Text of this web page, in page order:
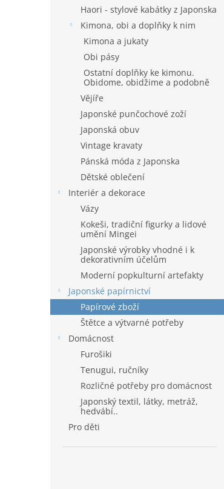
Haori - stylové kabátky z Japonska
Kimona, obi a doplňky k nim
Kimona a jukaty
Obi pásy
Ostatní doplňky ke kimonu.
Obidome, obidžime a podobně
Vějíře
Japonské punčochové zoží
Japonská obuv
Vintage kravaty
Pánská móda z Japonska
Dětské oblečení
Interiér a dekorace
Vázy
Kokeši, tradiční figurky a lidové
umění Mingei
Japonské výrobky vhodné i k
dekorativním účelům
Moderní popkulturní artefakty
Japonské papírnictví
Papírové zboží
Štětce a výtvarné potřeby
Domácnost
Furošiki
Tenugui, ručníky
Rozličné potřeby pro domácnost
Japonský textil, látky, metráž,
hedvábí..
Pro děti